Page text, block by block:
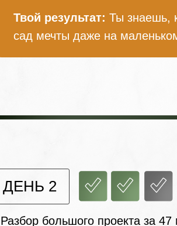
Твой результат: Ты знаешь,
сад мечты даже на
ДЕНЬ 2
Разбор большого проекта за